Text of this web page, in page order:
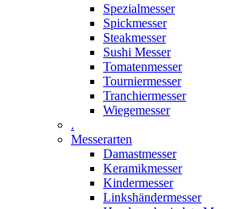
Spezialmesser
Spickmesser
Steakmesser
Sushi Messer
Tomatenmesser
Tourniermesser
Tranchiermesser
Wiegemesser
.
Messerarten
Damastmesser
Keramikmesser
Kindermesser
Linkshändermesser